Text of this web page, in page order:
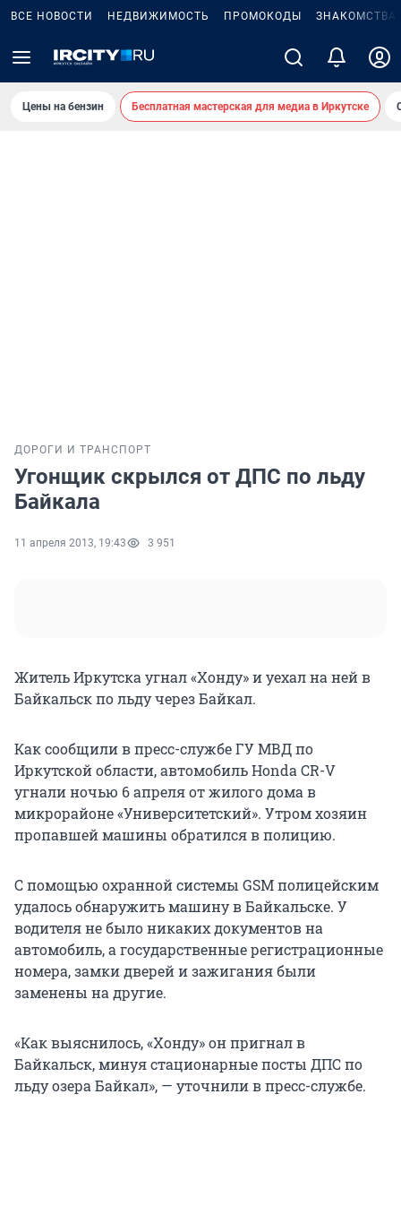
ВСЕ НОВОСТИ НЕДВИЖИМОСТЬ ПРОМОКОДЫ ЗНАКОМСТВА
Цены на бензин Бесплатная мастерская для медиа в Иркутске
ДОРОГИ И ТРАНСПОРТ
Угонщик скрылся от ДПС по льду
Байкала
11 апреля 2013, 19:43 3 951
Житель Иркутска угнал «Хонду» и уехал на ней в
Байкальск по льду через Байкал.
Как сообщили в пресс-службе ГУ МВД по
Иркутской области, автомобиль Honda CR-V
угнали ночью 6 апреля от жилого дома в
микрорайоне «Университетский». Утром хозяин
пропавшей машины обратился в полицию.
С помощью охранной системы GSM полицейским
удалось обнаружить машину в Байкальске. У
водителя не было никаких документов на
автомобиль, а государственные регистрационные
номера, замки дверей и зажигания были
заменены на другие.
«Как выяснилось, «Хонду» он пригнал в
Байкальск, минуя стационарные посты ДПС по
льду озера Байкал», — уточнили в пресс-службе.